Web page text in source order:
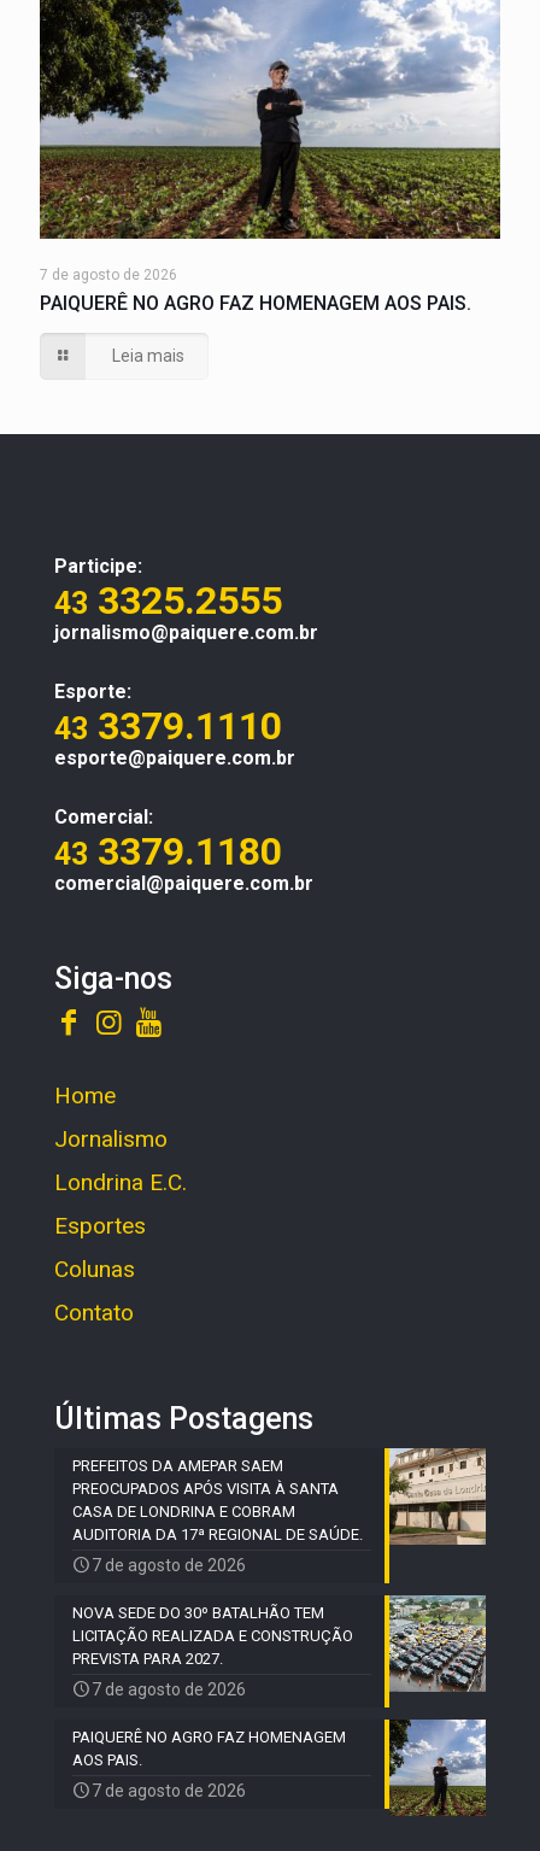
7 de agosto de 2026
PAIQUERÊ NO AGRO FAZ HOMENAGEM AOS PAIS.
Leia mais
Participe:
43 3325.2555
jornalismo@paiquere.com.br
Esporte:
43 3379.1110
esporte@paiquere.com.br
Comercial:
43 3379.1180
comercial@paiquere.com.br
Siga-nos
Home
Jornalismo
Londrina E.C.
Esportes
Colunas
Contato
Últimas Postagens
PREFEITOS DA AMEPAR SAEM
PREOCUPADOS APÓS VISITA À SANTA
CASA DE LONDRINA E COBRAM
AUDITORIA DA 17ª REGIONAL DE SAÚDE.
7 de agosto de 2026
NOVA SEDE DO 30º BATALHÃO TEM
LICITAÇÃO REALIZADA E CONSTRUÇÃO
PREVISTA PARA 2027.
7 de agosto de 2026
PAIQUERÊ NO AGRO FAZ HOMENAGEM
AOS PAIS.
7 de agosto de 2026